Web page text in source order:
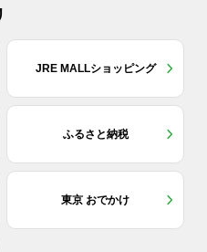
JRE MALLショッピング
ふるさと納税
東京 おでかけ